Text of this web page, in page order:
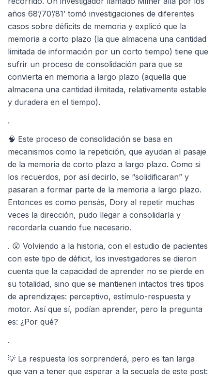
años 68’/70’/81’ tomó investigaciones de diferentes
casos sobre déficits de memoria y explicó que la
memoria a corto plazo (la que almacena una cantidad
limitada de información por un corto tiempo) tiene que
sufrir un proceso de consolidación para que se
convierta en memoria a largo plazo (aquella que
almacena una cantidad ilimitada, relativamente estable
y duradera en el tiempo).
.
🧠 Este proceso de consolidación se basa en
mecanismos como la repetición, que ayudan al pasaje
de la memoria de corto plazo a largo plazo. Como si
los recuerdos, por así decirlo, se “solidificaran” y
pasaran a formar parte de la memoria a largo plazo.
Entonces es como pensás, Dory al repetir muchas
veces la dirección, pudo llegar a consolidarla y
recordarla cuando fue necesario.
. 😮 Volviendo a la historia, con el estudio de pacientes
con este tipo de déficit, los investigadores se dieron
cuenta que la capacidad de aprender no se pierde en
su totalidad, sino que se mantienen intactos tres tipos
de aprendizajes: perceptivo, estímulo-respuesta y
motor. Así que sí, podían aprender, pero la pregunta
es: ¿Por qué?
.
💡 La respuesta los sorprenderá, pero es tan larga
que van a tener que esperar a la secuela de este post: